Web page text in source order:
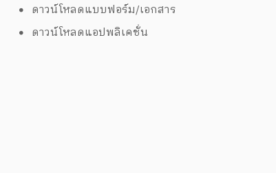
ดาวน์โหลดแบบฟอร์ม/เอกสาร
ดาวน์โหลดแอปพลิเคชั่น